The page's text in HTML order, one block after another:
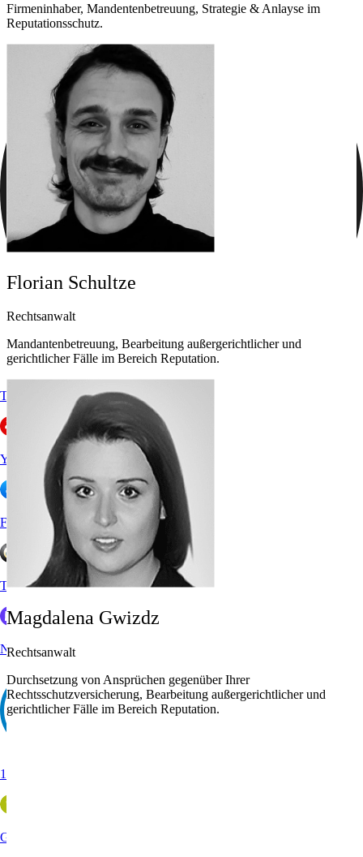
Trustpilot
Yelp
Facebook
Trustedshops
Nicelocal
11880
Golocal
Firmeninhaber, Mandentenbetreuung, Strategie & Anlayse im
Reputationsschutz.
Florian Schultze
Rechtsanwalt
Mandantenbetreuung, Bearbeitung außergerichtlicher und
gerichtlicher Fälle im Bereich Reputation.
Magdalena Gwizdz
Rechtsanwalt
Durchsetzung von Ansprüchen gegenüber Ihrer
Rechtsschutzversicherung, Bearbeitung außergerichtlicher und
gerichtlicher Fälle im Bereich Reputation.